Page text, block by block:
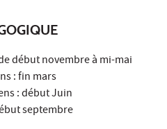
début novembre à mi-mai
: fin mars
: début Juin
septembre